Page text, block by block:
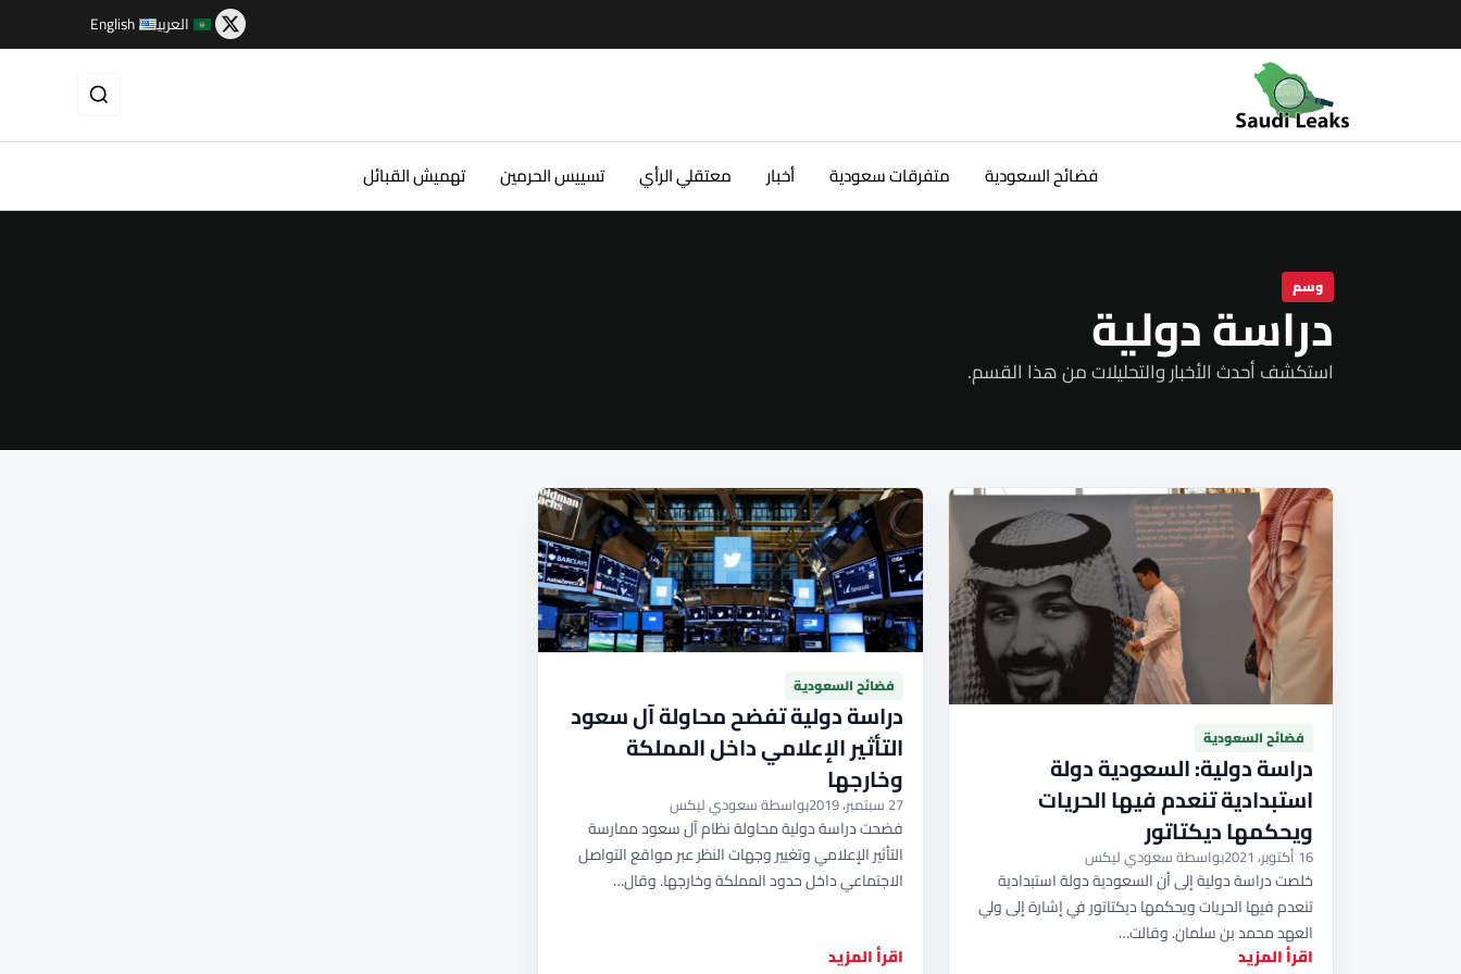
العربية English
فضائح السعودية متفرقات سعودية أخبار معتقلي الرأي تسييس الحرمين تهميش القبائل
وسم
دراسة دولية
استكشف أحدث الأخبار والتحليلات من هذا القسم.
فضائح السعودية
دراسة دولية: السعودية دولة
استبدادية تنعدم فيها الحريات
ويحكمها ديكتاتور
16 أكتوبر، 2021 بواسطة سعودي ليكس
خلصت دراسة دولية إلى أن السعودية دولة استبدادية
تنعدم فيها الحريات ويحكمها ديكتاتور في إشارة إلى ولي
العهد محمد بن سلمان. وقالت…
اقرأ المزيد
فضائح السعودية
دراسة دولية تفضح محاولة آل سعود
التأثير الإعلامي داخل المملكة
وخارجها
27 سبتمبر، 2019 بواسطة سعودي ليكس
فضحت دراسة دولية محاولة نظام آل سعود ممارسة
التأثير الإعلامي وتغيير وجهات النظر عبر مواقع التواصل
الاجتماعي داخل حدود المملكة وخارجها. وقال…
اقرأ المزيد